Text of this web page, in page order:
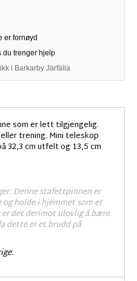
er fornøyd
du trenger hjelp
i Barkarby Järfälla
som er lett tilgjengelig.
trening. Mini teleskop
32,3 cm utfelt og 13,5 cm
Denne stafettpinnen er
holde i hjemmet som et
det derimot ulovlig å bære
dette er et brudd på